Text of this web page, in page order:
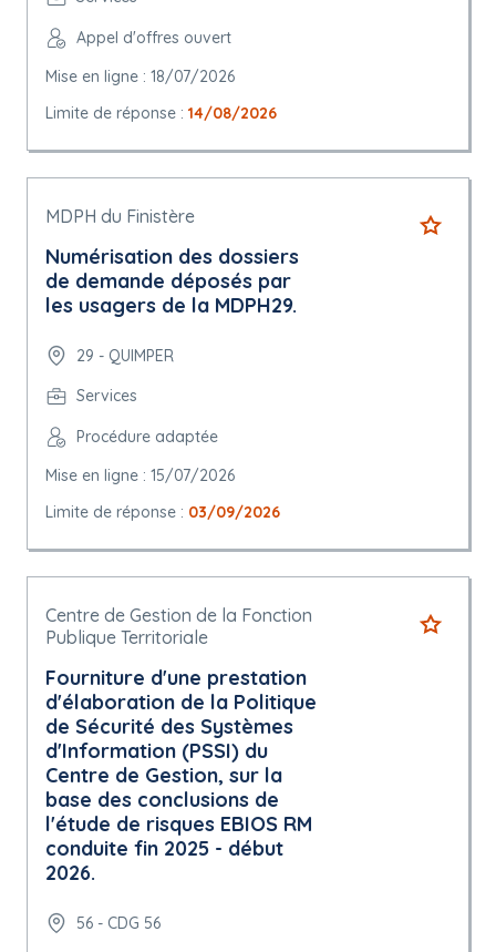
Appel d'offres ouvert
Mise en ligne : 18/07/2026
Limite de réponse : 14/08/2026
MDPH du Finistère
Numérisation des dossiers
de demande déposés par
les usagers de la MDPH29.
29 - QUIMPER
Services
Procédure adaptée
Mise en ligne : 15/07/2026
Limite de réponse : 03/09/2026
Centre de Gestion de la Fonction
Publique Territoriale
Fourniture d'une prestation
d'élaboration de la Politique
de Sécurité des Systèmes
d'Information (PSSI) du
Centre de Gestion, sur la
base des conclusions de
l'étude de risques EBIOS RM
conduite fin 2025 - début
2026.
56 - CDG 56